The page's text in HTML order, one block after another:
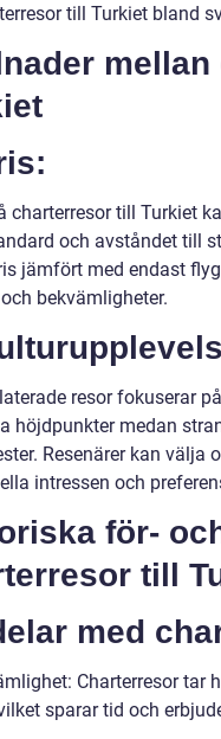
till Turkiet bland
charterresor till Turkiet
och avståndet till
jämfört med endast
bekvämligheter.
resor fokuserar
höjdpunkter medan
Resenärer kan välja
intressen och
för-
till
med
Charterresor tar
sparar tid och